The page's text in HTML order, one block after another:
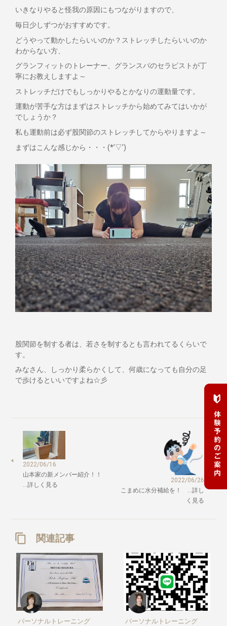
いきなりやると怪我の原因にもつながりますので、
毎日少しずつがおすすめです。
どうやって動かしたらいいのか？ストレッチしたらいいのか
わからない方、
グランフィットのトレーナー、グランスパのセラピストが丁
寧にお教えしますよ～
ストレッチだけでもしっかりやるとかなりの運動量です。
運動が苦手な方はまずはストレッチから始めてみてはいかが
でしょうか？
私も運動前は必ず股関節のストレッチしてからやりますよ～
まずはこんな感じから・・・(*’▽’)
股関節を制する者は、若さを制するとも言われてるくらいで
す。
みなさん、しっかり柔らかくして、何歳になっても自分の足
で歩けるといいですよね☆彡
2022/06/16
山本家の新メンバー紹介！！
…詳しく見る
2022/06/26
こまめに水分補給を！ …詳し
く見る
関連記事
パーソナルトレーニング パーソナルトレーニング